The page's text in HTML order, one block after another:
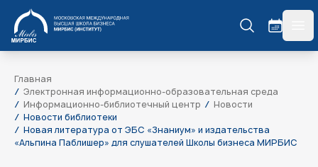
МИРБИС
Главная
Электронная информационно-образовательная среда
Информационно-библиотечный центр
Новости
Новости библиотеки
Новая литература от ЭБС «Знаниум» и издательства
«Альпина Паблишер» для слушателей Школы бизнеса МИРБИС